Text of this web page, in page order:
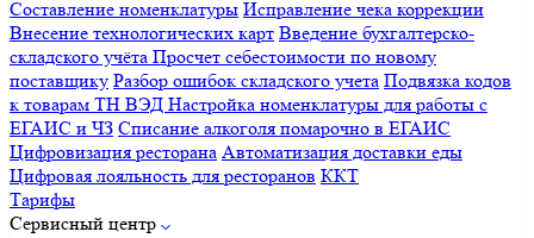
Составление номенклатуры Исправление чека коррекции
Внесение технологических карт Введение бухгалтерско-
складского учёта Просчет себестоимости по новому
поставщику Разбор ошибок складского учета Подвязка кодов
к товарам ТН ВЭД Настройка номенклатуры для работы с
ЕГАИС и ЧЗ Списание алкоголя помарочно в ЕГАИС
Цифровизация ресторана Автоматизация доставки еды
Цифровая лояльность для ресторанов ККТ
Тарифы
Сервисный центр